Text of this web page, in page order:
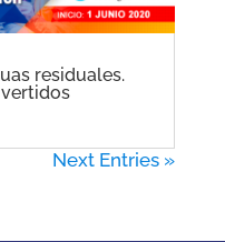
residuales.
Next Entries »